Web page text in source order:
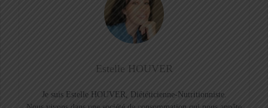
Estelle HOUVER
Je suis Estelle HOUVER, Diététicienne-Nutritionniste.